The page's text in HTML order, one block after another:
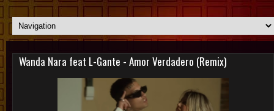
Wanda Nara feat L-Gante - Amor Verdadero (Remix)